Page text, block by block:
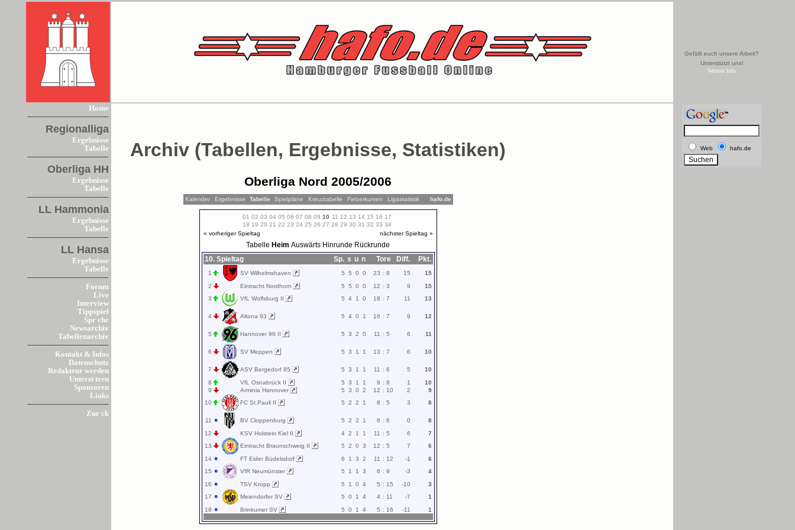
Gefällt euch unsere Arbeit?
Unterstützt uns!
Weitere Info
Home
Regionalliga
Ergebnisse
Tabelle
Oberliga HH
Ergebnisse
Tabelle
LL Hammonia
Ergebnisse
Tabelle
LL Hansa
Ergebnisse
Tabelle
Forum
Live
Interview
Tippspiel
Spr che
Newsarchiv
Tabellenarchiv
Kontakt & Infos
Datenschutz
Redakteur werden
Unterst tzen
Sponsoren
Links
Zur ck
Archiv (Tabellen, Ergebnisse, Statistiken)
Oberliga Nord 2005/2006
Kalender Ergebnisse Tabelle Spielpläne Kreuztabelle Fieberkurven Ligastatistik hafo.de
01 02 03 04 05 06 07 08 09 10 11 12 13 14 15 16 17
18 19 20 21 22 23 24 25 26 27 28 29 30 31 32 33 34
« vorheriger Spieltag
nächster Spieltag »
Tabelle Heim Auswärts Hinrunde Rückrunde
10. Spieltag
Sp. s u n Tore Diff. Pkt.
1 SV Wilhelmshaven 5 5 0 0 23 : 8 15
15
2
Eintracht Nordhorn 5 5 0 0 12 : 3 9
15
3
VfL Wolfsburg II 5 4 1 0 18 : 7 11 13
4 Altona 93 5 4 0 1 16 : 7 9 12
5 Hannover 96 II 5 3 2 0 11 : 5 6 11
6 SV Meppen 5 3 1 1 13 : 7 6 10
7 ASV Bergedorf 85 5 3 1 1 11 : 6 5
10
8
VfL Osnabrück II 5 3 1 1 9 : 8 1
10
9
Arminia Hannover 5 3 0 2 12 : 10 2
9
10
FC St.Pauli II 5 2 2 1 8 : 5 3 8
11 BV Cloppenburg 5 2 2 1 6 : 6 0
8
12
KSV Holstein Kiel II 4 2 1 1 11 : 5 6
7
13
Eintracht Braunschweig II 5 2 0 3 12 : 5 7
6
14
FT Eider Büdelsdorf 6 1 3 2 11 : 12 -1
6
15
VfR Neumünster 5 1 1 3 6 : 9 -3
4
16
TSV Kropp 5 1 0 4 5 : 15 -10
3
17
Meiendorfer SV 5 0 1 4 4 : 11 -7
1
18
Brinkumer SV 5 0 1 4 5 : 16 -11 1
Web hafo.de